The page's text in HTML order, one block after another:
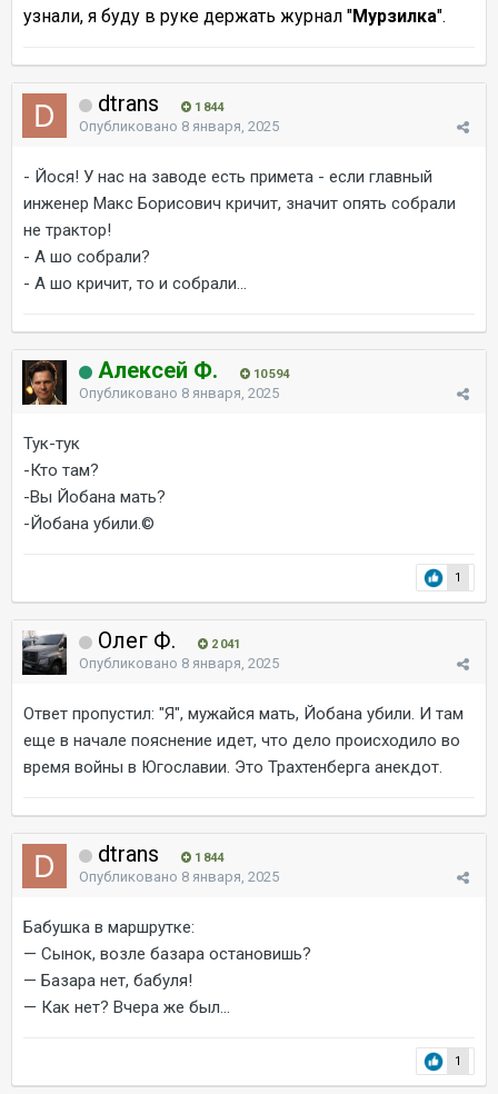
узнали, я буду в руке держать журнал "Мурзилка".
dtrans 1 844
Опубликовано 8 января, 2025
- Йося! У нас на заводе есть примета - если главный
инженер Макс Борисович кричит, значит опять собрали
не трактор!
- А шо собрали?
- А шо кричит, то и собрали...
Алексей Ф. 10 594
Опубликовано 8 января, 2025
Тук-тук
-Кто там?
-Вы Йобана мать?
-Йобана убили.©
1
Олег Ф. 2 041
Опубликовано 8 января, 2025
Ответ пропустил: "Я", мужайся мать, Йобана убили. И там
еще в начале пояснение идет, что дело происходило во
время войны в Югославии. Это Трахтенберга анекдот.
dtrans 1 844
Опубликовано 8 января, 2025
Бабушка в маршрутке:
— Сынок, возле базара остановишь?
— Базара нет, бабуля!
— Как нет? Вчера же был...
1